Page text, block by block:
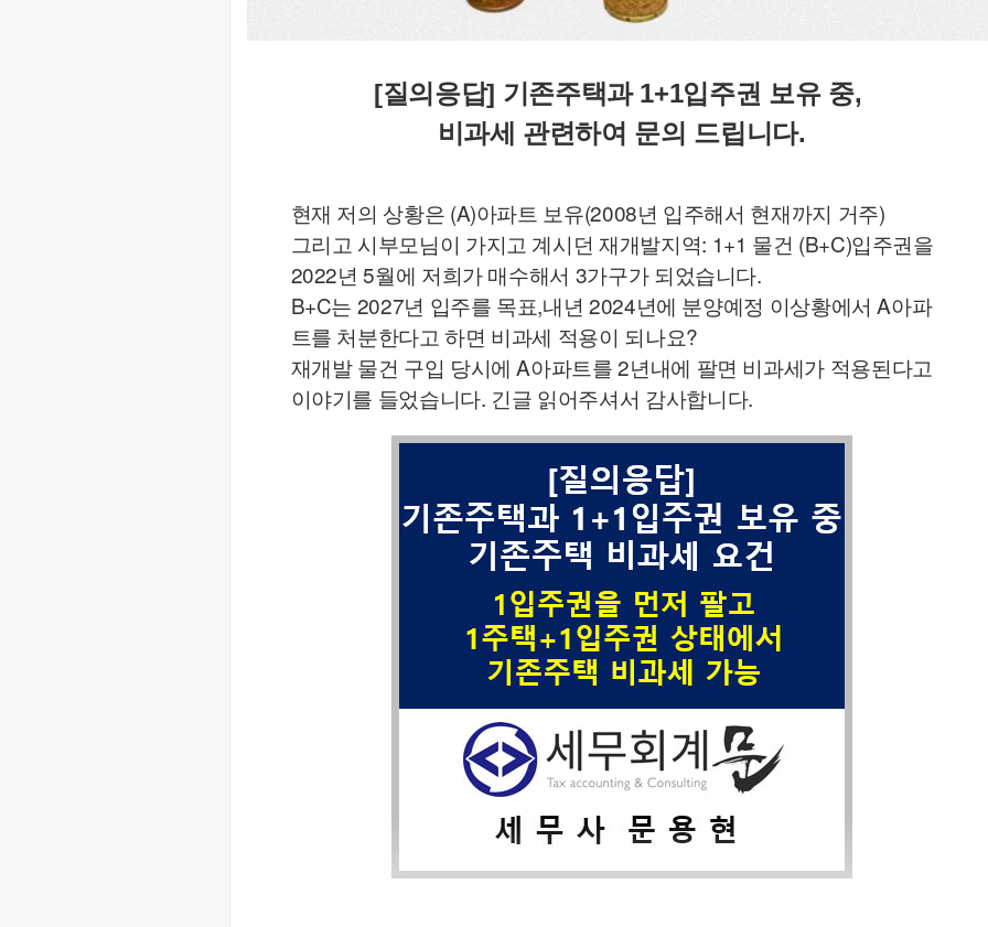
[질의응답] 기존주택과 1+1입주권 보유 중,
비과세 관련하여 문의 드립니다.
현재 저의 상황은 (A)아파트 보유(2008년 입주해서 현재까지 거주)
그리고 시부모님이 가지고 계시던 재개발지역: 1+1 물건 (B+C)입주권을
2022년 5월에 저희가 매수해서 3가구가 되었습니다.
B+C는 2027년 입주를 목표,내년 2024년에 분양예정 이상황에서 A아파
트를 처분한다고 하면 비과세 적용이 되나요?
재개발 물건 구입 당시에 A아파트를 2년내에 팔면 비과세가 적용된다고
이야기를 들었습니다. 긴글 읽어주셔서 감사합니다.